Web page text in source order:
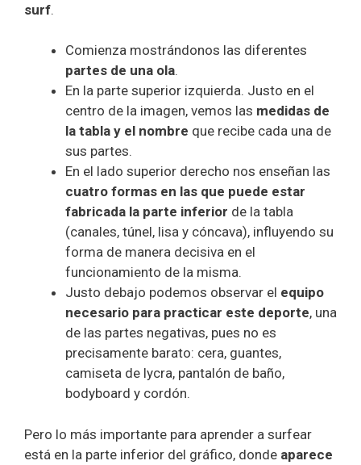
surf.
Comienza mostrándonos las diferentes
partes de una ola.
En la parte superior izquierda. Justo en el
centro de la imagen, vemos las medidas de
la tabla y el nombre que recibe cada una de
sus partes.
En el lado superior derecho nos enseñan las
cuatro formas en las que puede estar
fabricada la parte inferior de la tabla
(canales, túnel, lisa y cóncava), influyendo su
forma de manera decisiva en el
funcionamiento de la misma.
Justo debajo podemos observar el equipo
necesario para practicar este deporte, una
de las partes negativas, pues no es
precisamente barato: cera, guantes,
camiseta de lycra, pantalón de baño,
bodyboard y cordón.
Pero lo más importante para aprender a surfear
está en la parte inferior del gráfico, donde aparece